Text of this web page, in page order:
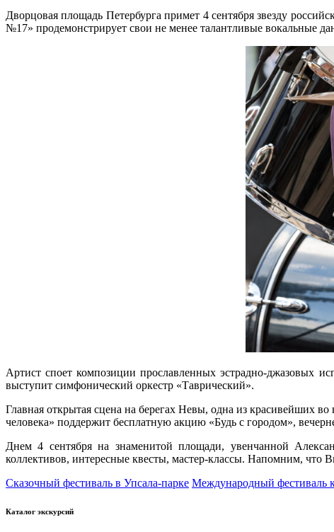
Дворцовая площадь Петербурга примет 4 сентября звезду
№17» продемонстрирует свои не менее талантливые вокальные
Артист споет композиции прославленных эстрадно-джазовых
выступит симфонический оркестр «Таврический».
Главная открытая сцена на берегах Невы, одна из красивейших
человека» поддержит бесплатную акцию «Будь с городом»,
Днем 4 сентября на знаменитой площади, увенчанной
коллективов, интересные квесты, мастер-классы. Напомним, что
Сказочный фестиваль в Упсала-парке Международный фестиваль
Каталог экскурсий